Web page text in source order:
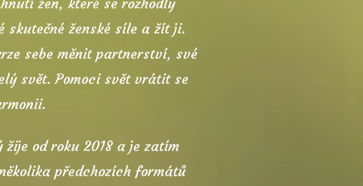
skutečné ženské síle a žít ji.
sebe měnit partnerství, své
svět. Pomoci svět vrátit se
žije od roku 2018 a je zatím
předchozích formátů